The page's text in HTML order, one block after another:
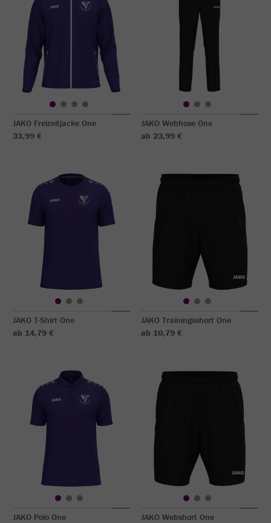
JAKO Freizeitjacke One
33,99 €
JAKO Webhose One
ab 23,99 €
JAKO T-Shirt One
ab 14,79 €
JAKO Trainingsshort One
ab 10,79 €
JAKO Polo One
JAKO Webshort One